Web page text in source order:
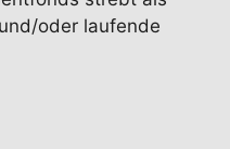
oder laufende